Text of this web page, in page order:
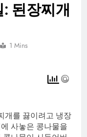
된장찌개
1 Mins
개를 끓이려고 냉장
사놓은 콩나물을